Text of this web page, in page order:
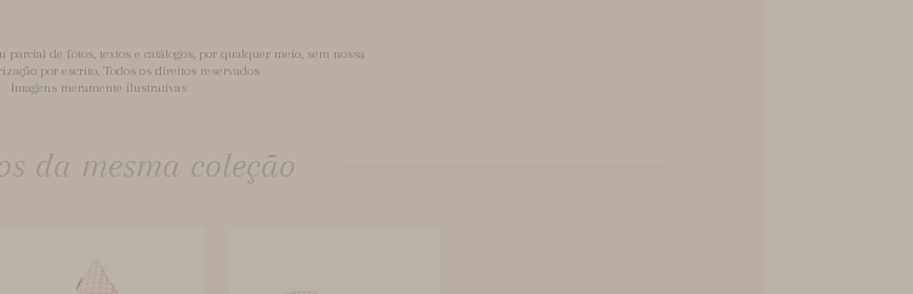
parcial de fotos, textos e catálogos, por qualquer meio, sem nossa
por escrito. Todos os direitos reservados
Imagens meramente ilustrativas
da mesma coleção